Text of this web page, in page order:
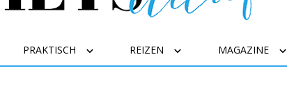
PRAKTISCH REIZEN MAGAZINE